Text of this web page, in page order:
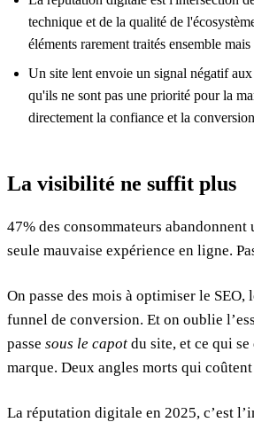
technique et de la qualité de
éléments rarement traités ensemble
Un site lent envoie un signal négatif
qu'ils ne sont pas une priorité pour la
directement la confiance et la
La visibilité ne suffit plus
47% des consommateurs abandonnent
seule mauvaise expérience en ligne.
On passe des mois à optimiser le SEO,
funnel de conversion. Et on oublie
passe sous le capot du site, et ce qui
marque. Deux angles morts qui coûtent
La réputation digitale en 2025, c’est